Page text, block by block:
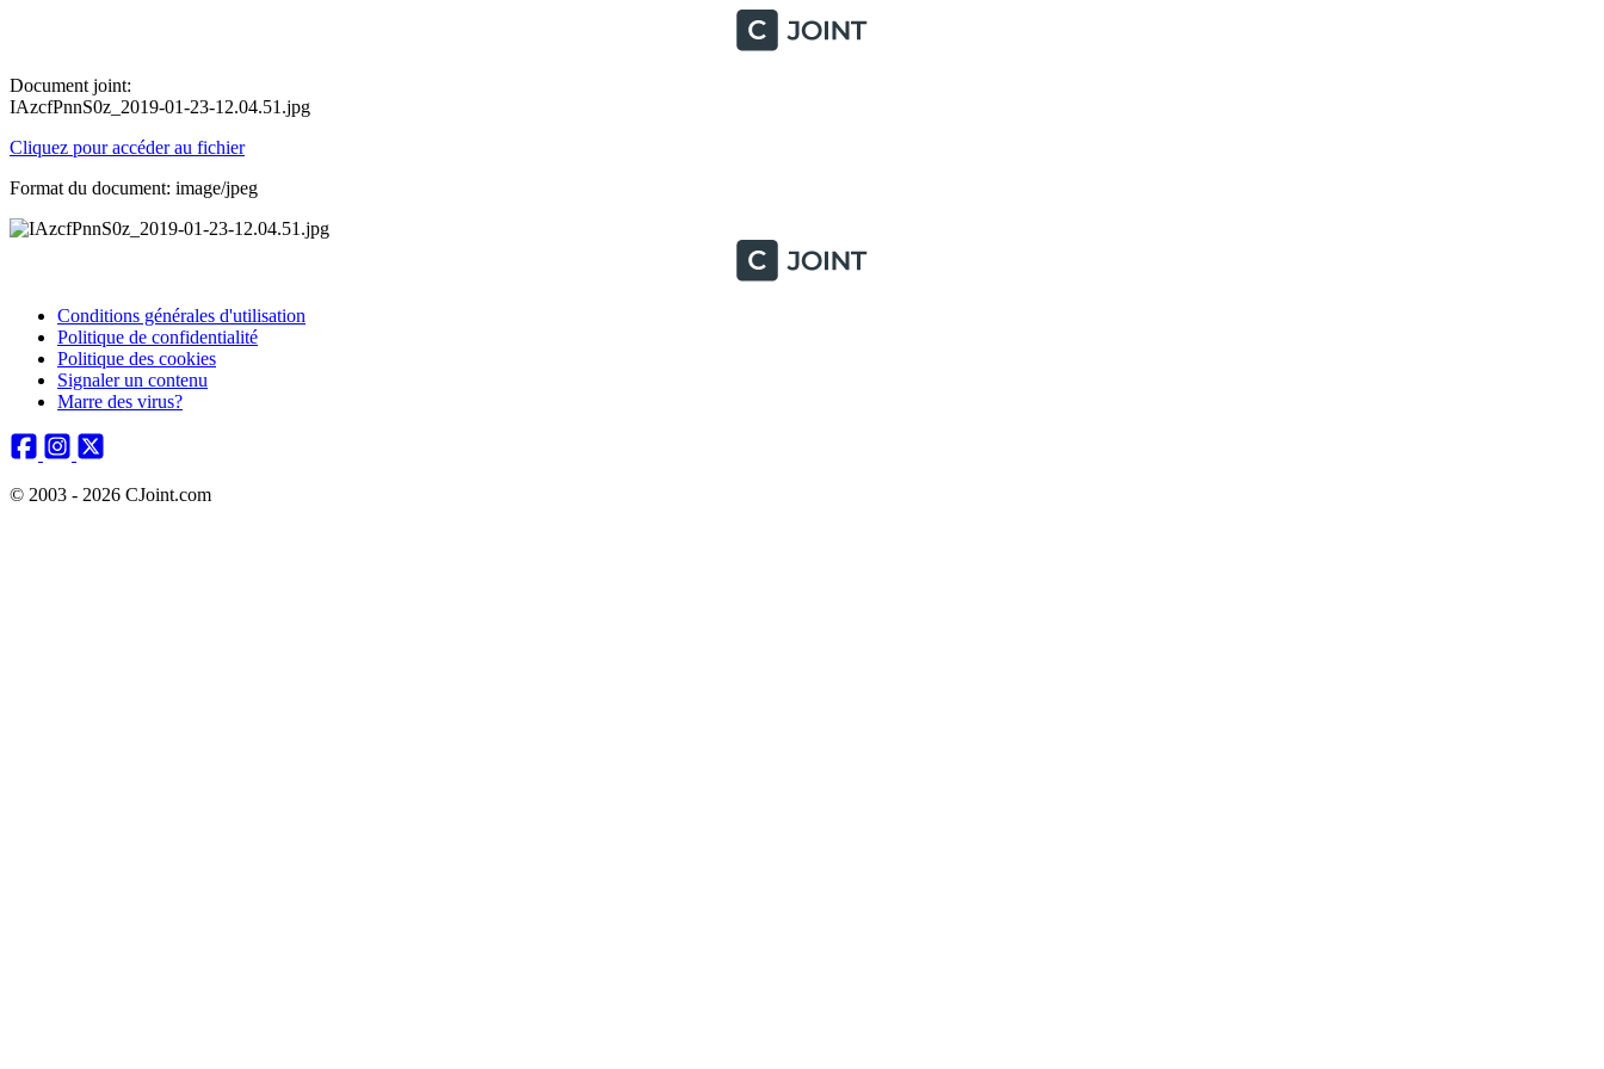
Document joint:
IAzcfPnnS0z_2019-01-23-12.04.51.jpg
Cliquez pour accéder au fichier
Format du document: image/jpeg
Conditions générales d'utilisation
Politique de confidentialité
Politique des cookies
Signaler un contenu
Marre des virus?
© 2003 - 2026 CJoint.com